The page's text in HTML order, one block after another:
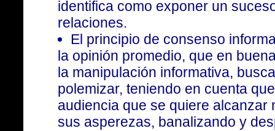
identifica como exponer un
relaciones.
El principio de consenso
la opinión promedio, que en
la manipulación informativa,
polemizar, teniendo en cuenta
audiencia que se quiere
sus asperezas, banalizando y